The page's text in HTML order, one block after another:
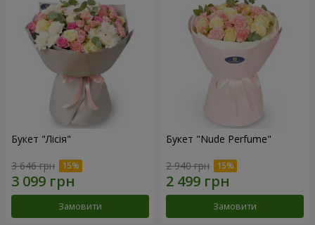
Букет "Лісія"
3 646 грн
Замовити
Букет "Nude Perfume"
2 940 грн
Замовити